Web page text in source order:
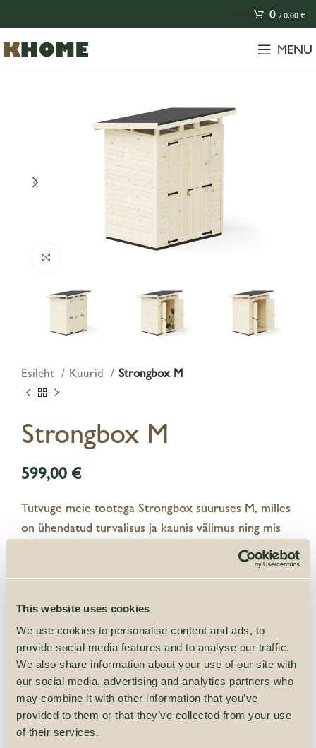
This website uses cookies
We use cookies to personalise content and ads, to
provide social media features and to analyse our traffic.
We also share information about your use of our site with
our social media, advertising and analytics partners who
may combine it with other information that you’ve
provided to them or that they’ve collected from your use
of their services.
0 /0,00€
MENU
Esileht Kuurid Strongbox M
Strongbox M
€
Tutvuge meie tootega Strongbox suuruses M, milles
on ühendatud turvalisus ja kaunis välimus ning mis
on ideaalne hoiustamislahendus teie aeda. See kuur
on projekteeritud ventileeritava konstruktsiooniga,
õhuvoolu tagamiseks teie asjadele. ELis valmistatud
FSC® (FSC-153405) sertifikaadiga kestlikust
Skandinaavia puidust aiakuur Strongbox talub
äärmuslikke ilmastikutingimusi, säilitades samal ajal
oma ilu ja naturaalse puitviimistluse. Selle
niiskuskindel komposiitpõhi pikendab kasutusaega,
kaitstes kuuri maapinnast tuleneva niiskuse eest.